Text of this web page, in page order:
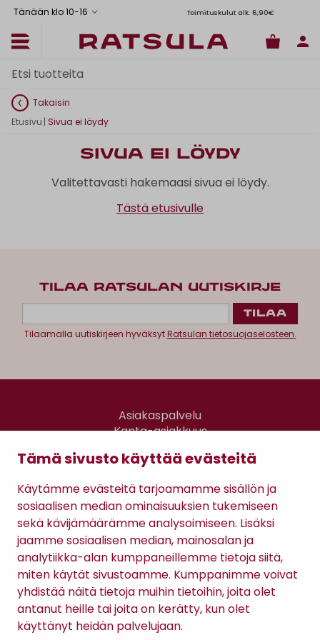
Tämä sivusto käyttää evästeitä
Käytämme evästeitä tarjoamamme sisällön ja
sosiaalisen median ominaisuuksien tukemiseen
sekä kävijämäärämme analysoimiseen. Lisäksi
jaamme sosiaalisen median, mainosalan ja
analytiikka-alan kumppaneillemme tietoja siitä,
miten käytät sivustoamme. Kumppanimme voivat
yhdistää näitä tietoja muihin tietoihin, joita olet
antanut heille tai joita on kerätty, kun olet
käyttänyt heidän palvelujaan.
Tänään klo 10-16 Toimituskulut alk. 6,90€
Takaisin
Etusivu | Sivua ei löydy
Sivua ei löydy
Valitettavasti hakemaasi sivua ei löydy.
Tästä etusivulle
TILAA RATSULAN UUTISKIRJE
Tilaamalla uutiskirjeen hyväksytRatsulan tietosuojaselosteen.
Asiakaspalvelu
Kanta-asiakkuus
Gomee Ratsula Café
Sopimusehdot
Tietosuojaseloste
Maksutavat